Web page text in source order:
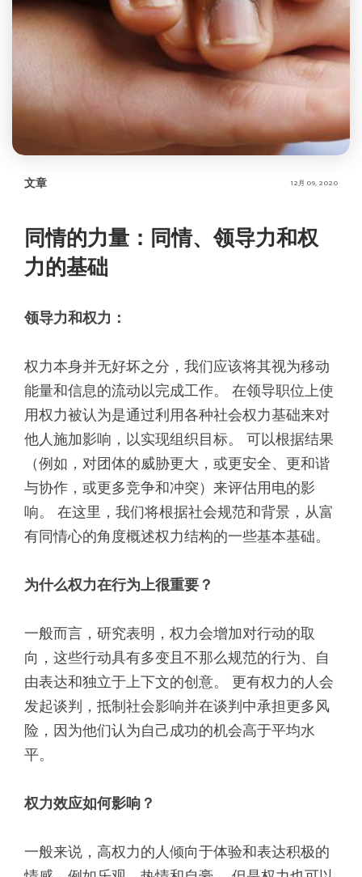
文章 12月 09, 2020
同情的力量：同情、领导力和权
力的基础
领导力和权力：
权力本身并无好坏之分，我们应该将其视为移动
能量和信息的流动以完成工作。 在领导职位上使
用权力被认为是通过利用各种社会权力基础来对
他人施加影响，以实现组织目标。 可以根据结果
（例如，对团体的威胁更大，或更安全、更和谐
与协作，或更多竞争和冲突）来评估用电的影
响。 在这里，我们将根据社会规范和背景，从富
有同情心的角度概述权力结构的一些基本基础。
为什么权力在行为上很重要？
一般而言，研究表明，权力会增加对行动的取
向，这些行动具有多变且不那么规范的行为、自
由表达和独立于上下文的创意。 更有权力的人会
发起谈判，抵制社会影响并在谈判中承担更多风
险，因为他们认为自己成功的机会高于平均水
平。
权力效应如何影响？
一般来说，高权力的人倾向于体验和表达积极的